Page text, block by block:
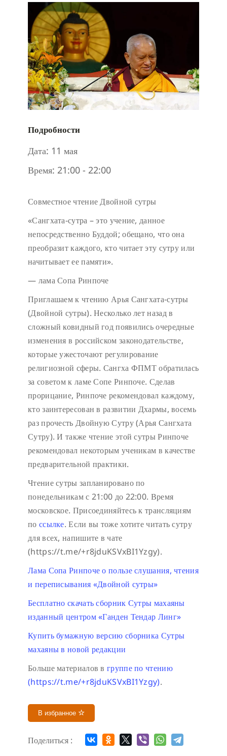
Подробности
Дата: 11 мая
Время: 21:00 - 22:00
Совместное чтение Двойной сутры
«Сангхата-сутра – это учение, данное
непосредственно Буддой; обещано, что она
преобразит каждого, кто читает эту сутру или
начитывает ее памяти».
— лама Сопа Ринпоче
Приглашаем к чтению Арья Сангхата-сутры
(Двойной сутры). Несколько лет назад в
сложный ковидный год появились очередные
изменения в российском законодательстве,
которые ужесточают регулирование
религиозной сферы. Сангха ФПМТ обратилась
за советом к ламе Сопе Ринпоче. Сделав
прорицание, Ринпоче рекомендовал каждому,
кто заинтересован в развитии Дхармы, восемь
раз прочесть Двойную Сутру (Арья Сангхата
Сутру). И также чтение этой сутры Ринпоче
рекомендовал некоторым ученикам в качестве
предварительной практики.
Чтение сутры запланировано по
понедельникам с 21:00 до 22:00. Время
московское. Присоединяйтесь к трансляциям
по ссылке. Если вы тоже хотите читать сутру
для всех, напишите в чате
(https://t.me/+r8jduKSVxBI1Yzgy).
Лама Сопа Ринпоче о пользе слушания, чтения
и переписывания «Двойной сутры»
Бесплатно скачать сборник Сутры махаяны
изданный центром «Ганден Тендар Линг»
Купить бумажную версию сборника Сутры
махаяны в новой редакции
Больше материалов вгруппе по чтению
(https://t.me/+r8jduKSVxBI1Yzgy).
В избранное
Поделиться :